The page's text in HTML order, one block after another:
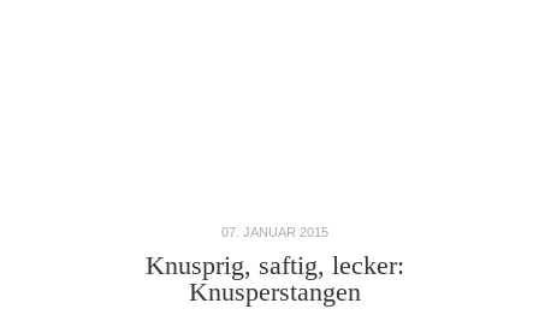
07. JANUAR 2015
Knusprig, saftig, lecker:
Knusperstangen